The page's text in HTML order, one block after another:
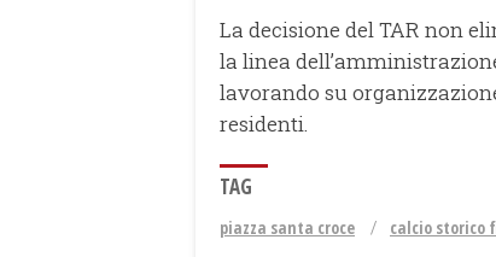
La decisione del TAR non
la linea
lavorando su
residenti.
TAG
piazza santa croce calcio storico